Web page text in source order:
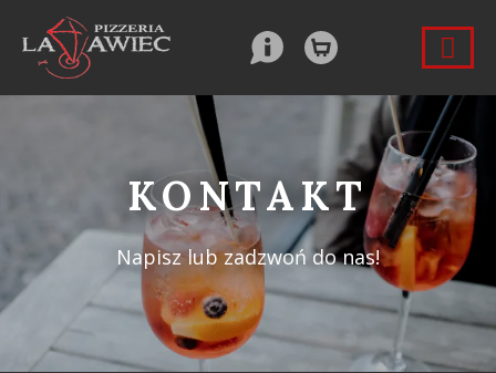
KONTAKT
Napisz lub zadzwoń do nas!